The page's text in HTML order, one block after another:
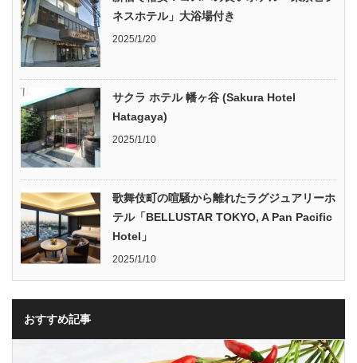
ネスホテル」大浴場付き
2025/1/20
サクラ ホテル 幡ヶ谷 (Sakura Hotel
Hatagaya)
2025/1/10
歌舞伎町の喧騒から離れたラグジュアリーホ
テル「BELLUSTAR TOKYO, A Pan Pacific
Hotel」
2025/1/10
おすすめ記事